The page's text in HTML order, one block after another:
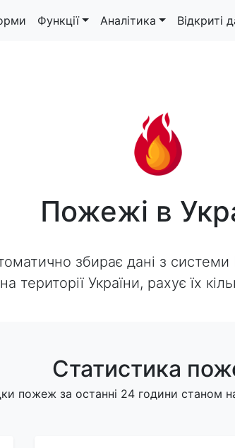
Функції Аналітика Відкриті
Пожежі в
збирає дані з системи
території України, рахує їх
Статистика
пожеж за останні 24 години станом